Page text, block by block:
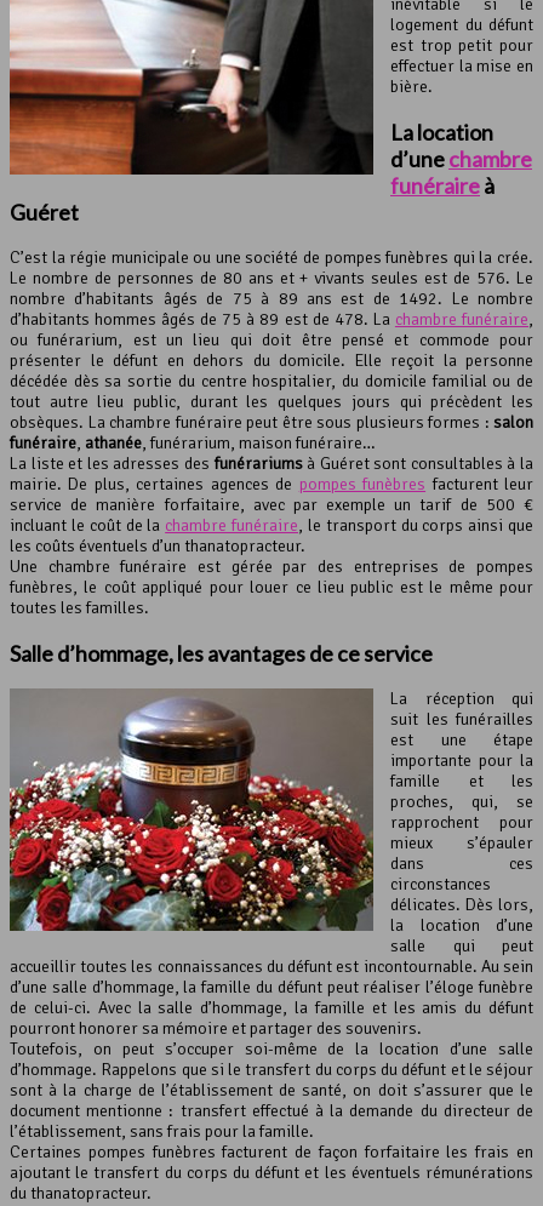
inévitable si le
logement du défunt
est trop petit pour
effectuer la mise en
bière.
La location
d’unechambre
funéraireà
Guéret
C’est la régie municipale ou une société de pompes funèbres qui la crée.
Le nombre de personnes de 80 ans et + vivants seules est de 576. Le
nombre d’habitants âgés de 75 à 89 ans est de 1492. Le nombre
d’habitants hommes âgés de 75 à 89 est de 478. La chambre funéraire,
ou funérarium, est un lieu qui doit être pensé et commode pour
présenter le défunt en dehors du domicile. Elle reçoit la personne
décédée dès sa sortie du centre hospitalier, du domicile familial ou de
tout autre lieu public, durant les quelques jours qui précèdent les
obsèques. La chambre funéraire peut être sous plusieurs formes : salon
funéraire, athanée, funérarium, maison funéraire…
La liste et les adresses desfunérariumsà Guéret sont consultables à la
mairie. De plus, certaines agences de pompes funèbres facturent leur
service de manière forfaitaire, avec par exemple un tarif de 500 €
incluant le coût de la chambre funéraire, le transport du corps ainsi que
les coûts éventuels d’un thanatopracteur.
Une chambre funéraire est gérée par des entreprises de pompes
funèbres, le coût appliqué pour louer ce lieu public est le même pour
toutes les familles.
Salle d’hommage, les avantages de ce service
La réception qui
suit les funérailles
est une étape
importante pour la
famille et les
proches, qui, se
rapprochent pour
mieux s’épauler
dans ces
circonstances
délicates. Dès lors,
la location d’une
salle qui peut
accueillir toutes les connaissances du défunt est incontournable. Au sein
d’une salle d’hommage, la famille du défunt peut réaliser l’éloge funèbre
de celui-ci. Avec la salle d’hommage, la famille et les amis du défunt
pourront honorer sa mémoire et partager des souvenirs.
Toutefois, on peut s’occuper soi-même de la location d’une salle
d’hommage. Rappelons que si le transfert du corps du défunt et le séjour
sont à la charge de l’établissement de santé, on doit s’assurer que le
document mentionne : transfert effectué à la demande du directeur de
l’établissement, sans frais pour la famille.
Certaines pompes funèbres facturent de façon forfaitaire les frais en
ajoutant le transfert du corps du défunt et les éventuels rémunérations
du thanatopracteur.